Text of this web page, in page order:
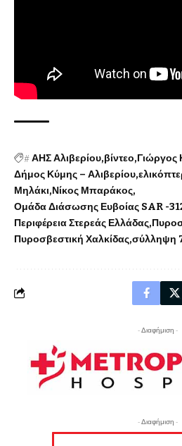
#ΑΗΣ Αλιβερίου βίντεο Γιώργος
Δήμος Κύμης – Αλιβερίου
Μηλάκι Νίκος Μπαράκος
Ομάδα Διάσωσης Ευβοίας SAR -
Περιφέρεια Στερεάς Ελλάδας
Πυροσβεστική Χαλκίδας σύλληψη
- Διαφήμιση -
- Διαφήμιση -